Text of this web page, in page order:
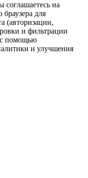
соглашаетесь на
для
(авторизации,
и фильтрации
с помощью
и улучшения